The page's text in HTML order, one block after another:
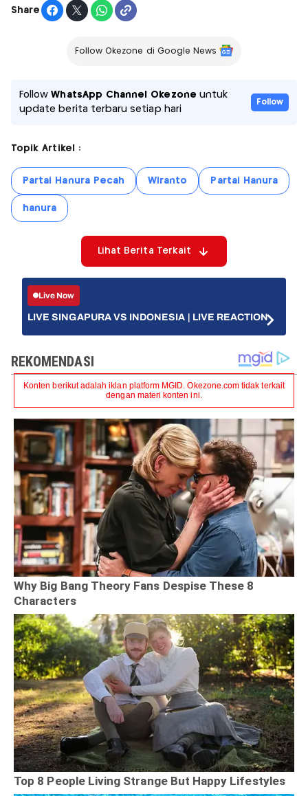
Share
Follow Okezone di Google News
FollowWhatsApp Channel Okezone untuk
update berita terbaru setiap hari
Follow
Topik Artikel :
Partai Hanura Pecah Wiranto Partai Hanura
hanura
Lihat Berita Terkait
Live Now
LIVE SINGAPURA VS INDONESIA | LIVE REACTION